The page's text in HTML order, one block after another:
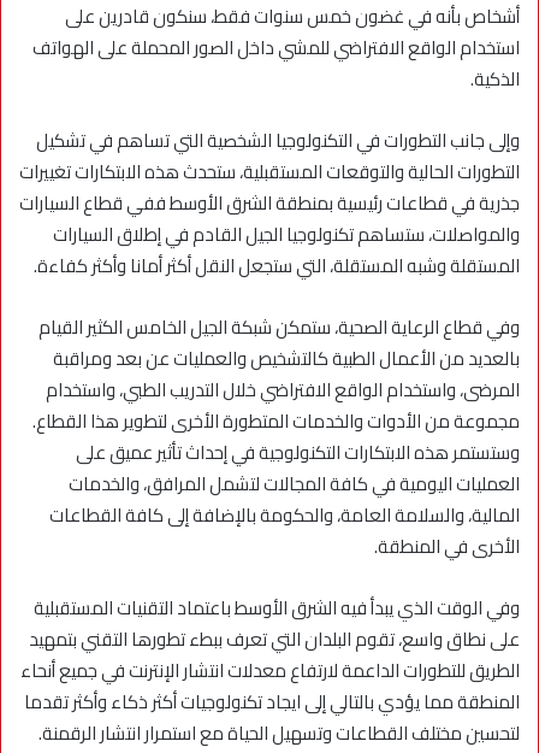
أشخاص بأنه في غضون خمس سنوات فقط، سنكون قادرين على
استخدام الواقع الافتراضي للمشي داخل الصور المحملة على الهواتف
الذكية.
وإلى جانب التطورات في التكنولوجيا الشخصية التي تساهم في تشكيل
التطورات الحالية والتوقعات المستقبلية، ستحدث هذه الابتكارات تغييرات
جذرية في قطاعات رئيسية بمنطقة الشرق الأوسط ففي قطاع السيارات
والمواصلات، ستساهم تكنولوجيا الجيل القادم في إطلاق السيارات
المستقلة وشبه المستقلة، التي ستجعل النقل أكثر أمانا وأكثر كفاءة.
وفي قطاع الرعاية الصحية، ستمكن شبكة الجيل الخامس الكثير القيام
بالعديد من الأعمال الطبية كالتشخيص والعمليات عن بعد ومراقبة
المرضى، واستخدام الواقع الافتراضي خلال التدريب الطبي، واستخدام
مجموعة من الأدوات والخدمات المتطورة الأخرى لتطوير هذا القطاع.
وستستمر هذه الابتكارات التكنولوجية في إحداث تأثير عميق على
العمليات اليومية في كافة المجالات لتشمل المرافق، والخدمات
المالية، والسلامة العامة، والحكومة بالإضافة إلى كافة القطاعات
الأخرى في المنطقة.
وفي الوقت الذي يبدأ فيه الشرق الأوسط باعتماد التقنيات المستقبلية
على نطاق واسع، تقوم البلدان التي تعرف ببطء تطورها التقني بتمهيد
الطريق للتطورات الداعمة لارتفاع معدلات انتشار الإنترنت في جميع أنحاء
المنطقة مما يؤدي بالتالي إلى ايجاد تكنولوجيات أكثر ذكاء وأكثر تقدما
لتحسين مختلف القطاعات وتسهيل الحياة مع استمرار انتشار الرقمنة.